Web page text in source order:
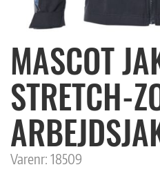
MASCOT
STRETCH-
Varenr: 18509